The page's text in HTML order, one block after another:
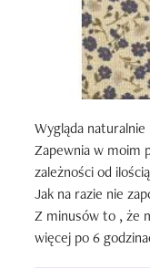
Wygląda
Zapewnia w moim
zależności od
Jak na razie nie
Z minusów to , że
więcej po 6